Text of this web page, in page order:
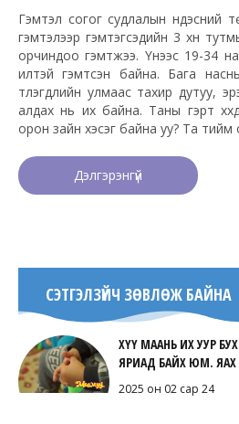
Гэмтэл согог судлалын үндэсний
гэмтэлээр гэмтэгсэдийн 3 хүн
орчиндоо гэмтжээ. Үүнээс 19-34
илүүтэй гэмтсэн байна. Бага
түлэгдлийн улмаас тахир дутуу,
алдах нь их байна. Таны гэрт
орон зайн хэсэг байна уу? Та тийм
Дэлгэрэнгүй
СЭТГЭЛЗҮЙЧ ЗӨВЛӨЖ БАЙНА
ХҮҮ МААНЬ ИХ УУР
ЯРИАД БАЙХ ЮМ. ЯАХ
2025 он 02 сар 24